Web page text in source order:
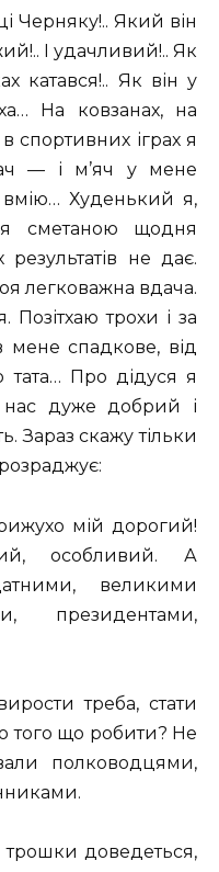
Черняку!.. Який він
І удачливий!.. Як
катався!.. Як він у
На ковзанах, на
спортивних іграх я
— і м’яч у мене
вмію… Худенький я,
сметаною щодня
не дає.
легковажна вдача.
трохи і за
спадкове, від
тата… Про дідуся я
дуже добрий і
Зараз скажу тільки
мій дорогий!
особливий. А
великими
президентами,
треба, стати
того що робити? Не
полководцями,
доведеться,